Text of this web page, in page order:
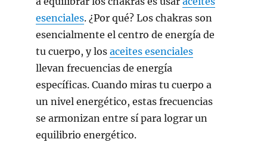
esenciales. ¿Por qué? Los chakras son
esencialmente el centro de energía de
tu cuerpo, y los aceites esenciales
llevan frecuencias de energía
específicas. Cuando miras tu cuerpo a
un nivel energético, estas frecuencias
se armonizan entre sí para lograr un
equilibrio energético.